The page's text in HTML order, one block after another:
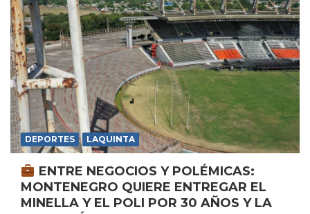
DEPORTES LAQUINTA
ENTRE NEGOCIOS Y POLÉMICAS:
MONTENEGRO QUIERE ENTREGAR EL
MINELLA Y EL POLI POR 30 AÑOS Y LA